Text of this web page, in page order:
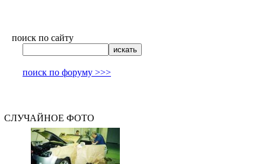
поиск по сайту
поиск по форуму >>>
СЛУЧАЙНОЕ ФОТО